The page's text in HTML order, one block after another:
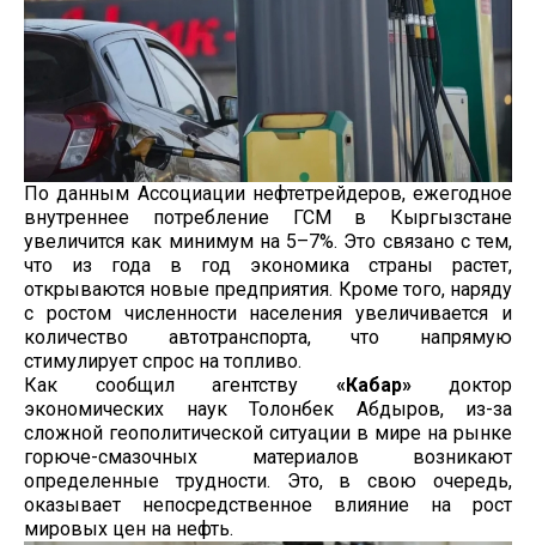
По данным Ассоциации нефтетрейдеров, ежегодное
внутреннее потребление ГСМ в Кыргызстане
увеличится как минимум на 5–7%. Это связано с тем,
что из года в год экономика страны растет,
открываются новые предприятия. Кроме того, наряду
с ростом численности населения увеличивается и
количество автотранспорта, что напрямую
стимулирует спрос на топливо.
Как сообщил агентству «Кабар»доктор
экономических наук Толонбек Абдыров, из-за
сложной геополитической ситуации в мире на рынке
горюче-смазочных материалов возникают
определенные трудности. Это, в свою очередь,
оказывает непосредственное влияние на рост
мировых цен на нефть.